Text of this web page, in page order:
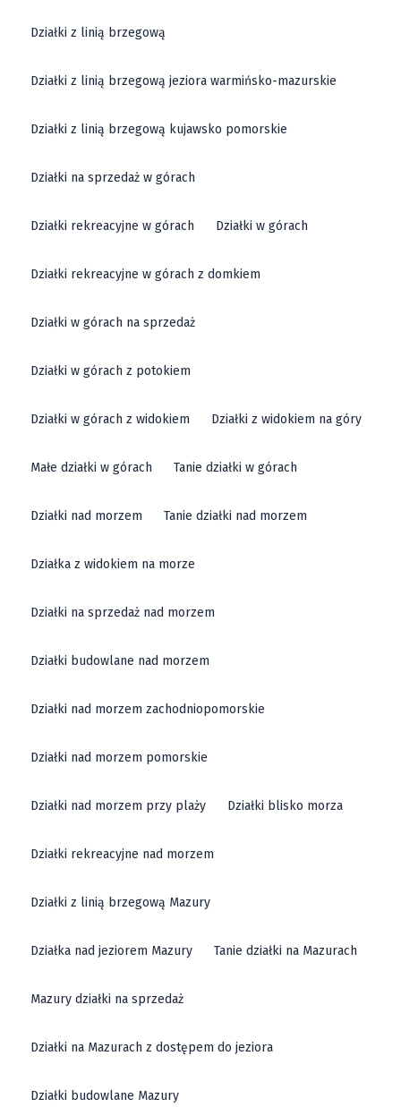
Działki z linią brzegową
Działki z linią brzegową jeziora warmińsko-mazurskie
Działki z linią brzegową kujawsko pomorskie
Działki na sprzedaż w górach
Działki rekreacyjne w górach Działki w górach
Działki rekreacyjne w górach z domkiem
Działki w górach na sprzedaż
Działki w górach z potokiem
Działki w górach z widokiem Działki z widokiem na góry
Małe działki w górach Tanie działki w górach
Działki nad morzem Tanie działki nad morzem
Działka z widokiem na morze
Działki na sprzedaż nad morzem
Działki budowlane nad morzem
Działki nad morzem zachodniopomorskie
Działki nad morzem pomorskie
Działki nad morzem przy plaży Działki blisko morza
Działki rekreacyjne nad morzem
Działki z linią brzegową Mazury
Działka nad jeziorem Mazury Tanie działki na Mazurach
Mazury działki na sprzedaż
Działki na Mazurach z dostępem do jeziora
Działki budowlane Mazury